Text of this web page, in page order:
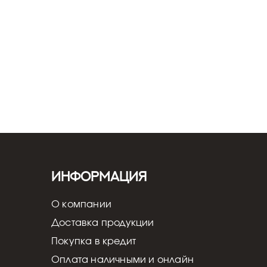
Информация
О компании
Доставка продукции
Покупка в кредит
Оплата наличными и онлайн